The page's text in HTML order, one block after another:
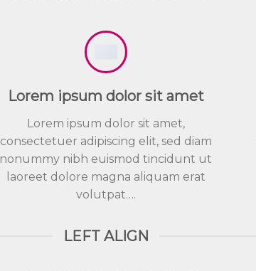
Lorem ipsum dolor sit amet
Lorem ipsum dolor sit amet,
consectetuer adipiscing elit, sed diam
nonummy nibh euismod tincidunt ut
laoreet dolore magna aliquam erat
volutpat….
LEFT ALIGN